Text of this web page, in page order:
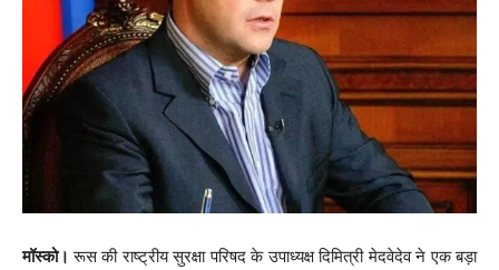
मॉस्को।रूस की राष्ट्रीय सुरक्षा परिषद के उपाध्यक्ष दिमित्री मेदवेदेव ने एक बड़ा